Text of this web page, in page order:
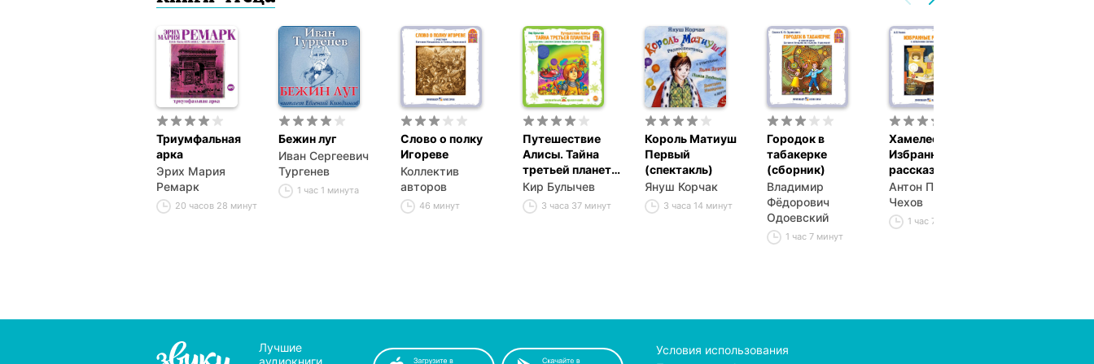
Триумфальная
арка
Эрих Мария
Ремарк
20 часов 28 минут
Бежин луг
Иван Сергеевич
Тургенев
1 час 1 минута
Слово о полку
Игореве
Коллектив
авторов
46 минут
Путешествие
Алисы. Тайна
третьей планеты
(спектакль)
Кир Булычев
3 часа 37 минут
Король Матиуш
Первый
(спектакль)
Януш Корчак
3 часа 14 минут
Городок в
табакерке
(сборник)
Владимир
Фёдорович
Одоевский
1 час 7 минут
Хамелеон.
Избранные
рассказы
Антон Павлович
Чехов
1 час 7 минут
Лучшие
аудиокниги
Условия использования